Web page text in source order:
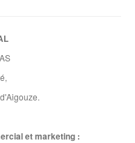
et marketing :